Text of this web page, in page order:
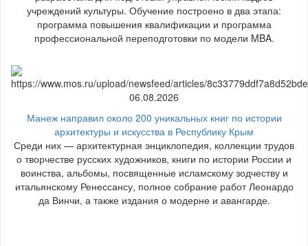
учреждений культуры. Обучение построено в два этапа:
программа повышения квалификации и программа
профессиональной переподготовки по модели MBA.
06.08.2026
Манеж направил около 200 уникальных книг по истории
архитектуры и искусства в Республику Крым
Среди них — архитектурная энциклопедия, коллекции трудов
о творчестве русских художников, книги по истории России и
воинства, альбомы, посвященные исламскому зодчеству и
итальянскому Ренессансу, полное собрание работ Леонардо
да Винчи, а также издания о модерне и авангарде.